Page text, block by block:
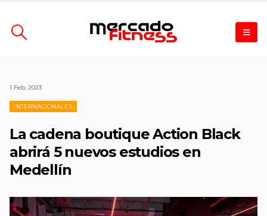
1 Feb, 2023
INTERNACIONALES
La cadena boutique Action Black
abrirá 5 nuevos estudios en
Medellín